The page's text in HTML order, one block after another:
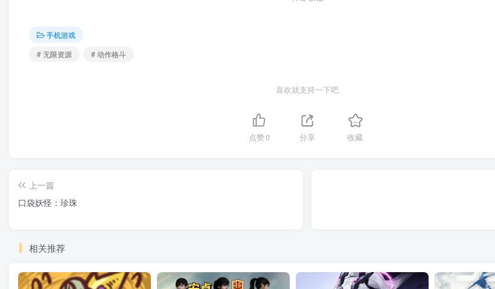
手机游戏
# 无限资源
# 动作格斗
喜欢就支持一下吧
点赞0 分享 收藏
上一篇
口袋妖怪：珍珠
相关推荐